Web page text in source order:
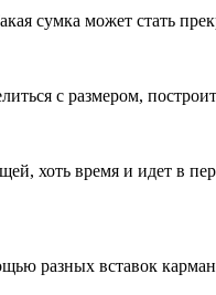
сумка может стать
с размером,
хоть время и идет в
разных вставок